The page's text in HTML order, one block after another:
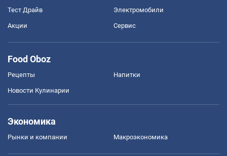
Тест Драйв Электромобили
Акции Сервис
Food Oboz
Рецепты Напитки
Новости Кулинарии
Экономика
Рынки и компании Mакроэкономика